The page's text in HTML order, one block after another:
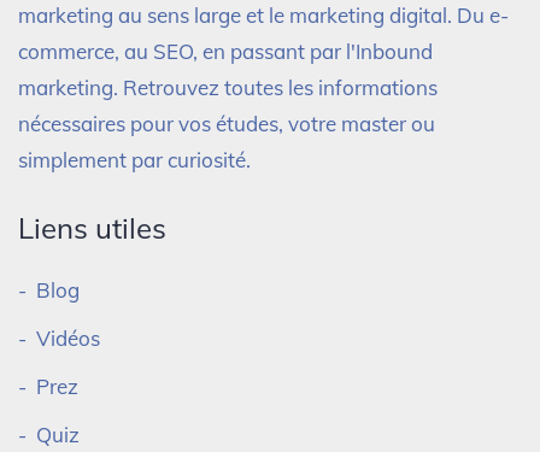
marketing au sens large et le marketing digital. Du e-
commerce, au SEO, en passant par l'Inbound
marketing. Retrouvez toutes les informations
nécessaires pour vos études, votre master ou
simplement par curiosité.
Liens utiles
Blog
Vidéos
Prez
Quiz